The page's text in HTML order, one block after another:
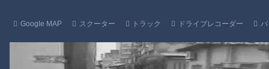
Google MAP スクーター トラック ドライブレコーダー